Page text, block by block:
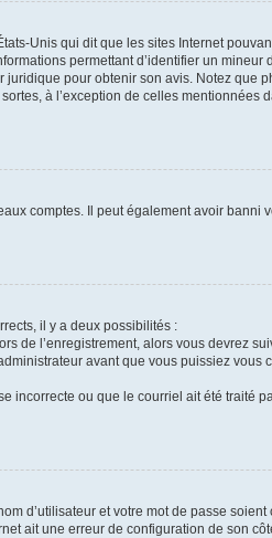
Unis qui dit que les sites Internet
permettant d’identifier un
pour obtenir son avis. Notez
à l’exception de celles
comptes. Il peut également avoir
il y a deux possibilités :
de l’enregistrement, alors vous devrez
avant que vous puissiez
incorrecte ou que le courriel ait été traité
d’utilisateur et votre mot de passe
ait une erreur de configuration de son